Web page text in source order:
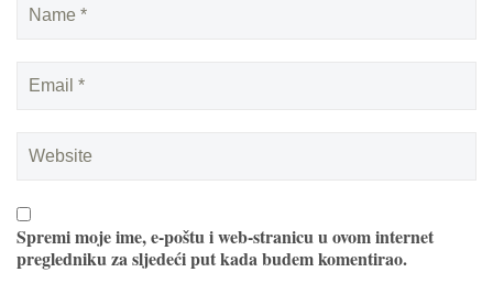
Spremi moje ime, e-poštu i web-stranicu u ovom internet
pregledniku za sljedeći put kada budem komentirao.